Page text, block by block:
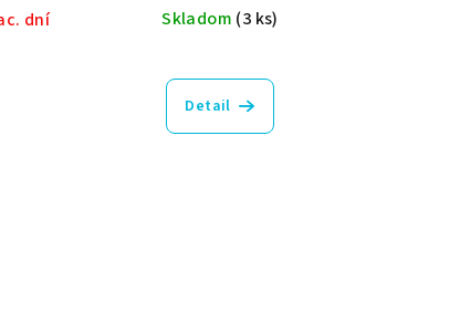
dní
Skladom (3 ks)
hodnotenie
produktu
je
Detail